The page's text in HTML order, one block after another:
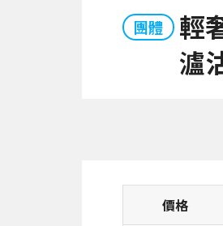
團體
輕
瀘
價格